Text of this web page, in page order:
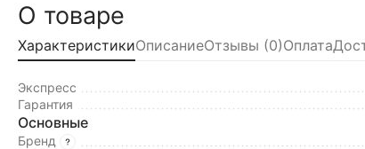
О товаре
ХарактеристикиОписаниеОтзывы (0)Оплата
Экспресс
Гарантия
Основные
Бренд